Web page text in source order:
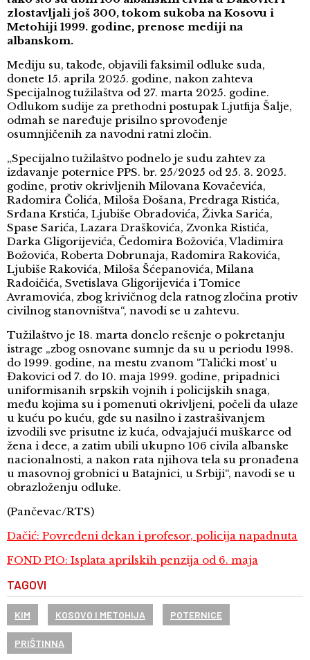
zlostavljali još 300, tokom sukoba na Kosovu i
Metohiji 1999. godine, prenose mediji na
albanskom.
Mediju su, takođe, objavili faksimil odluke suda,
donete 15. aprila 2025. godine, nakon zahteva
Specijalnog tužilaštva od 27. marta 2025. godine.
Odlukom sudije za prethodni postupak Ljutfija Šalje,
odmah se naređuje prisilno sprovođenje
osumnjičenih za navodni ratni zločin.
„Specijalno tužilaštvo podnelo je sudu zahtev za
izdavanje poternice PPS. br. 25/2025 od 25. 3. 2025.
godine, protiv okrivljenih Milovana Kovačevića,
Radomira Čolića, Miloša Đošana, Predraga Ristića,
Srđana Krstića, Ljubiše Obradovića, Živka Sarića,
Spase Sarića, Lazara Draškovića, Zvonka Ristića,
Darka Gligorijevića, Čedomira Božovića, Vladimira
Božovića, Roberta Dobrunaja, Radomira Rakovića,
Ljubiše Rakovića, Miloša Šćepanovića, Milana
Radoičića, Svetislava Gligorijevića i Tomice
Avramovića, zbog krivičnog dela ratnog zločina protiv
civilnog stanovništva“, navodi se u zahtevu.
Tužilaštvo je 18. marta donelo rešenje o pokretanju
istrage „zbog osnovane sumnje da su u periodu 1998.
do 1999. godine, na mestu zvanom ‘Talićki most’ u
Đakovici od 7. do 10. maja 1999. godine, pripadnici
uniformisanih srpskih vojnih i policijskih snaga,
među kojima su i pomenuti okrivljeni, počeli da ulaze
u kuću po kuću, gde su nasilno i zastrašivanjem
izvodili sve prisutne iz kuća, odvajajući muškarce od
žena i dece, a zatim ubili ukupno 106 civila albanske
nacionalnosti, a nakon rata njihova tela su pronađena
u masovnoj grobnici u Batajnici, u Srbiji“, navodi se u
obrazloženju odluke.
(Pančevac/RTS)
Dačić: Povređeni dekan i profesor, policija napadnuta
FOND PIO: Isplata aprilskih penzija od 6. maja
TAGOVI
KIM KOSOVO I METOHIJA POTERNICE
PRIŠTINNA